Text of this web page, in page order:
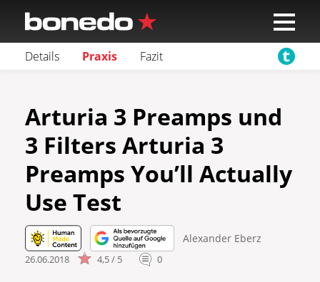
Details Praxis Fazit
Arturia 3 Preamps und
3 Filters Arturia 3
Preamps You’ll Actually
Use Test
Alexander Eberz
26.06.2018 4,5 / 5 0